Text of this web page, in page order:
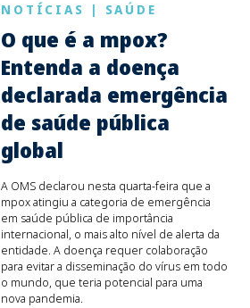
NOTÍCIAS | SAÚDE
O que é a mpox?
Entenda a doença
declarada emergência
de saúde pública
global
A OMS declarou nesta quarta-feira que a
mpox atingiu a categoria de emergência
em saúde pública de importância
internacional, o mais alto nível de alerta da
entidade. A doença requer colaboração
para evitar a disseminação do vírus em todo
o mundo, que teria potencial para uma
nova pandemia.